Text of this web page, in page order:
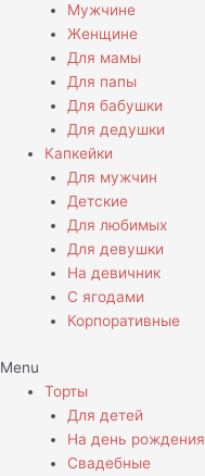
Мужчине
Женщине
Для мамы
Для папы
Для бабушки
Для дедушки
Капкейки
Для мужчин
Детские
Для любимых
Для девушки
На девичник
С ягодами
Корпоративные
Menu
Торты
Для детей
На день рождения
Свадебные